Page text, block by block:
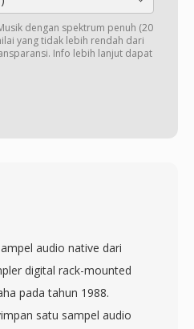
dengan spektrum penuh (20
yang tidak lebih rendah dari
Info lebih lanjut dapat
audio native dari
digital rack-mounted
pada tahun 1988.
satu sampel audio